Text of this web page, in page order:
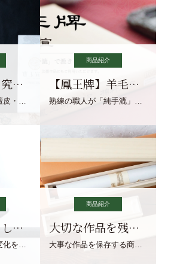
【寶玉宣紙】究極の純粋な宣紙を目指す寶玉宣紙
安徽省涇県産の青檀皮・砂田稲藁・清らかな渓流水、熟練手漉き職人の卓越した手漉技術による最高級の純宣紙です。
商品紹介
【鳳王牌】羊毛筆×濃墨での揮毫に最適な宣紙系画仙紙
熟練の職人が「純手漉」で漉きあげる書画紙。宣紙を好まれるお客様向けの棉料単宣に漉きあげました。
金属工芸品としての文鎮
いつもの書空間に変化を与えてくれる、見ているだけで愉しくなる金属工芸品の文鎮をご紹介します。
商品紹介
大切な作品を残す作品保存商品
大事な作品を保存する商品を取りまとめてご紹介ます。